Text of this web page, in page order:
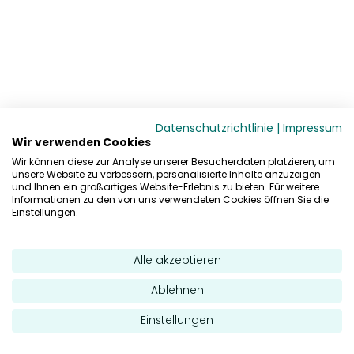
Datenschutzrichtlinie | Impressum
Wir verwenden Cookies
Wir können diese zur Analyse unserer Besucherdaten platzieren, um
unsere Website zu verbessern, personalisierte Inhalte anzuzeigen
und Ihnen ein großartiges Website-Erlebnis zu bieten. Für weitere
Informationen zu den von uns verwendeten Cookies öffnen Sie die
Einstellungen.
Alle akzeptieren
Ablehnen
Einstellungen